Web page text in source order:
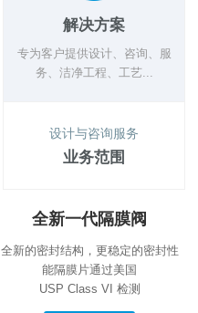
解决方案
专为客户提供设计、咨询、服
务、洁净工程、工艺...
设计与咨询服务
业务范围
全新一代隔膜阀
全新的密封结构，更稳定的密封性
能隔膜片通过美国
USP Class VI 检测